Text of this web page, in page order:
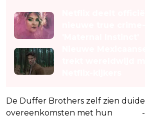
De Duffer Brothers zelf zien
overeenkomsten met hun